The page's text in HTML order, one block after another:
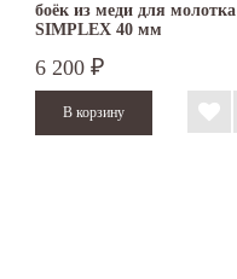
боёк из меди для молотка
SIMPLEX 40 мм
6 200 ₽